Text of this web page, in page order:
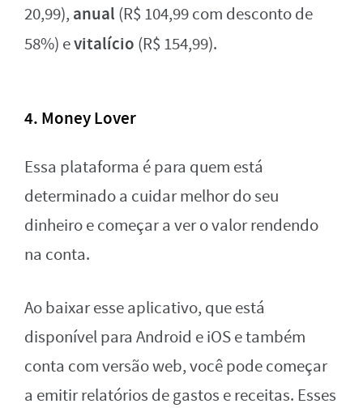
20,99), anual (R$ 104,99 com desconto de
58%) evitalício (R$ 154,99).
4. Money Lover
Essa plataforma é para quem está
determinado a cuidar melhor do seu
dinheiro e começar a ver o valor rendendo
na conta.
Ao baixar esse aplicativo, que está
disponível para Android e iOS e também
conta com versão web, você pode começar
a emitir relatórios de gastos e receitas. Esses